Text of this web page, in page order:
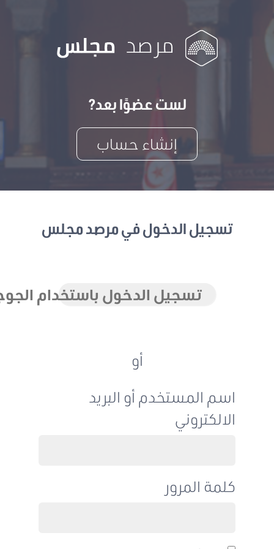
لست عضوًا بعد?
إنشاء حساب
تسجيل الدخول في مرصد مجلس
تسجيل الدخول باستخدام الجوجل
اسم المستخدم أو البريد
الالكتروني
كلمة المرور